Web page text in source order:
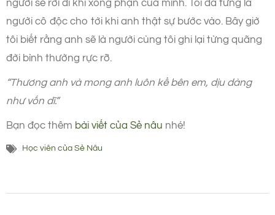
người sẽ rời đi khi xong phận của mình. Tôi đã từng là
người cô độc cho tới khi anh thật sự bước vào. Bây giờ
tôi biết rằng anh sẽ là người cùng tôi ghi lại từng quãng
đời bình thường rực rỡ.
“Thương anh và mong anh luôn kề bên em, dịu dàng
như vốn dĩ.”
Bạn đọc thêm bài viết của Sẻ nâu nhé!
Học viên của Sẻ Nâu